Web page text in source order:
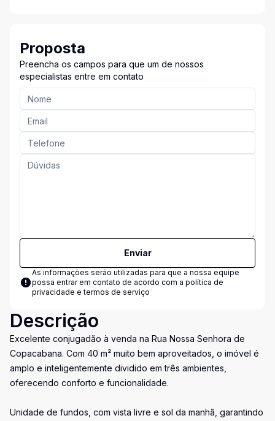
Proposta
Preencha os campos para que um de nossos
especialistas entre em contato
Enviar
As informações serão utilizadas para que a nossa equipe
possa entrar em contato de acordo com a política de
privacidade e termos de serviço
Descrição
Excelente conjugadão à venda na Rua Nossa Senhora de
Copacabana. Com 40 m² muito bem aproveitados, o imóvel é
amplo e inteligentemente dividido em três ambientes,
oferecendo conforto e funcionalidade.
Unidade de fundos, com vista livre e sol da manhã, garantindo